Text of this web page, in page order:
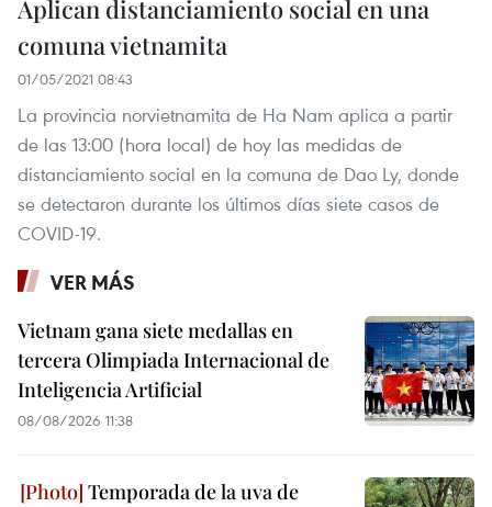
Aplican distanciamiento social en una
comuna vietnamita
01/05/2021 08:43
La provincia norvietnamita de Ha Nam aplica a partir
de las 13:00 (hora local) de hoy las medidas de
distanciamiento social en la comuna de Dao Ly, donde
se detectaron durante los últimos días siete casos de
COVID-19.
VER MÁS
Vietnam gana siete medallas en
tercera Olimpiada Internacional de
Inteligencia Artificial
08/08/2026 11:38
Temporada de la uva de